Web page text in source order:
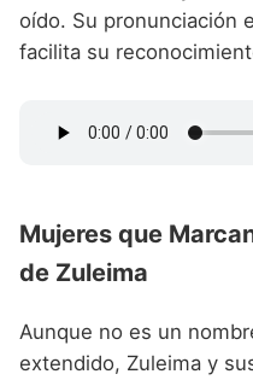
oído. Su pronunciación
facilita su
Mujeres que
de Zuleima
Aunque no es un
extendido, Zuleima y